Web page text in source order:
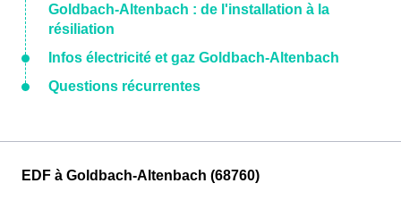
Goldbach-Altenbach : de l'installation à la
résiliation
Infos électricité et gaz Goldbach-Altenbach
Questions récurrentes
EDF à Goldbach-Altenbach (68760)